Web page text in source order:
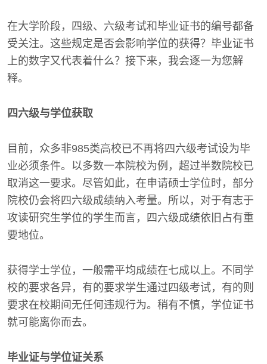
在大学阶段，四级、六级考试和毕业证书的编号都备
受关注。这些规定是否会影响学位的获得？毕业证书
上的数字又代表着什么？接下来，我会逐一为您解
释。
四六级与学位获取
目前，众多非985类高校已不再将四六级考试设为毕
业必须条件。以多数一本院校为例，超过半数院校已
取消这一要求。尽管如此，在申请硕士学位时，部分
院校仍会将四六级成绩纳入考量。所以，对于有志于
攻读研究生学位的学生而言，四六级成绩依旧占有重
要地位。
获得学士学位，一般需平均成绩在七成以上。不同学
校的要求各异，有的要求学生通过四级考试，有的则
要求在校期间无任何违规行为。稍有不慎，学位证书
就可能离你而去。
毕业证与学位证关系